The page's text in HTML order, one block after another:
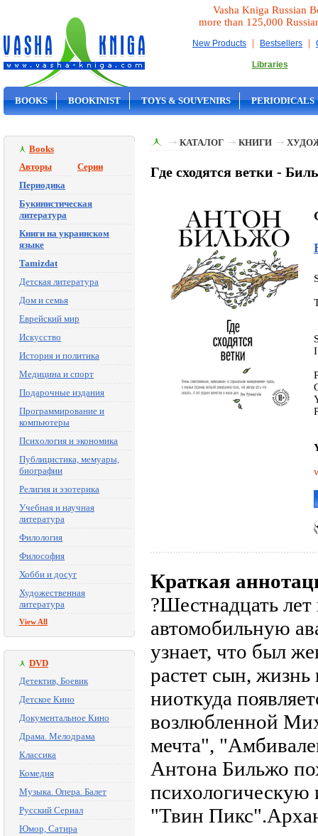
Vasha Kniga Russian
more than 125,000
New Products | Bestsellers |
Libraries
BOOKS BOOKINIST TOYS & SOUVENIRS PERIODICALS
Books
Авторы
Серии
Периодика
Букинистическая
литература
Книги на украинском
языке
Tamizdat
Детская литература
Дом и семья
Еврейский мир
Искусство
История и политика
Медицина и спорт
Подарочные издания
Программирование и
компьютеры
Психология и экономика
Публицистика, мемуары,
биографии
Религия и эзотерика
Учебная и научная
литература
Филология
Философия
Хобби и досуг
Художественная
литература
View All
DVD
Детектив, Боевик
Детское Кино
Документальное Кино
Драма. Мелодрама
Классика
Комедия
Музыка. Опера. Балет
Русский Сериал
Юмор, Сатира
КАТАЛОГ КНИГИ
Где сходятся ветки -
Краткая
?Шестнадцать
автомобильную
узнает, что был
растет сын, жизнь
ниоткуда
возлюбленной
мечта",
Антона Бильжо
"Твин